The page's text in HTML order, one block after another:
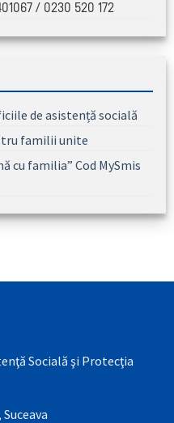
/ 0230 520 172
de asistență socială
familii unite
cu familia” Cod MySmis
Socială şi Protecţia